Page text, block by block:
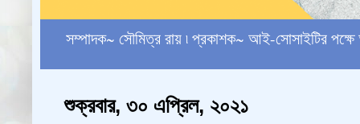
সম্পাদক~ সৌমিত্র রায় ৷ প্রকাশক~ আই-সোসাইটির
শুক্রবার, ৩০ এপ্রিল, ২০২১